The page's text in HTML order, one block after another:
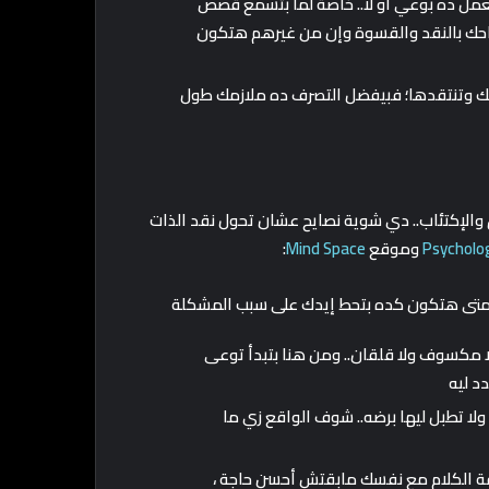
بالنقد والقسوة وإن من غيرهم هتكون
فبيفضل التصرف ده ملازمك طول
دي شوية نصايح عشان تحول نقد الذات
وموقعMind Space
:
هتكون كده بتحط إيدك على سبب المشكلة
مكسوف ولا قلقان.. ومن هنا بتبدأ توعى
ليه
تطبل ليها برضه.. شوف الواقع زي ما
الكلام مع نفسك مابقتش أحسن حاجة ،